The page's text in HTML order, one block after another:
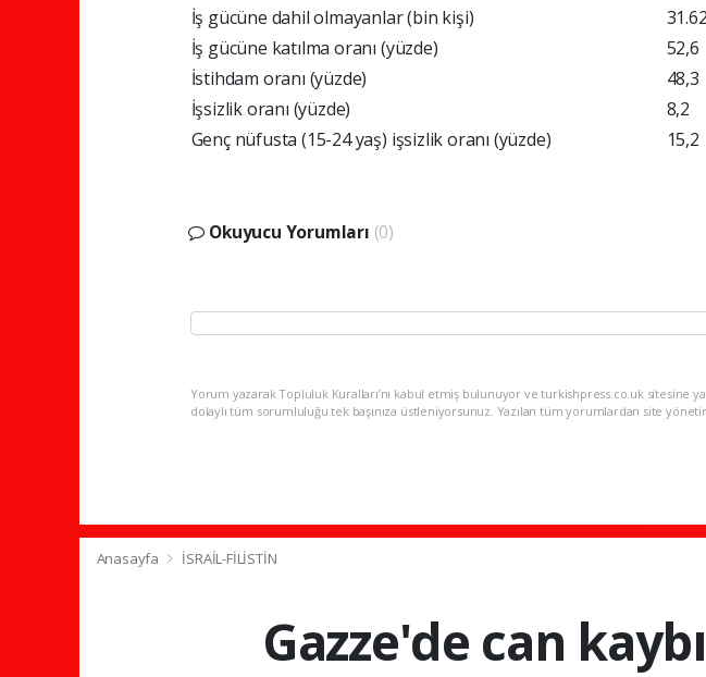
İş gücüne dahil olmayanlar (bin kişi)
İş gücüne katılma oranı (yüzde)
52,6
İstihdam oranı (yüzde)
48,3
İşsizlik oranı (yüzde)
8,2
Genç nüfusta (15-24 yaş) işsizlik oranı (yüzde)
15,2
Okuyucu Yorumları (0)
Yorum yazarak Topluluk Kuralları’nı kabul etmiş bulunuyor ve turkishpress.co.uk sitesine
dolaylı tüm sorumluluğu tek başınıza üstleniyorsunuz. Yazılan tüm yorumlardan site
Anasayfa İSRAİL-FİLİSTİN
Gazze'de can